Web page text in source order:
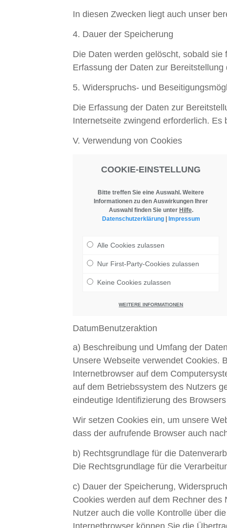
In diesen Zwecken liegt auch unser
4. Dauer der Speicherung
Die Daten werden gelöscht, sobald
Erfassung der Daten zur
5. Widerspruchs- und
Die Erfassung der Daten zur
Internetseite zwingend erforderlich.
V. Verwendung von Cookies
COOKIE-EINSTELLUNG
Bitte treffen Sie eine Auswahl. Weitere
Informationen zu den Auswirkungen Ihrer
Auswahl finden Sie unter Hilfe.
Datenschutzerklärung| Impressum
Alle Cookies zulassen
Nur First-Party-Cookies zulassen
Keine Cookies zulassen
WEITERE INFORMATIONEN
DatumBenutzeraktion
a) Beschreibung und Umfang der
Unsere Webseite verwendet Cookies.
Internetbrowser auf dem
auf dem Betriebssystem des Nutzers
eindeutige Identifizierung des
Wir setzen Cookies ein, um unsere
dass der aufrufende Browser auch
b) Rechtsgrundlage für die
Die Rechtsgrundlage für die
c) Dauer der Speicherung,
Cookies werden auf dem Rechner
Nutzer auch die volle Kontrolle über